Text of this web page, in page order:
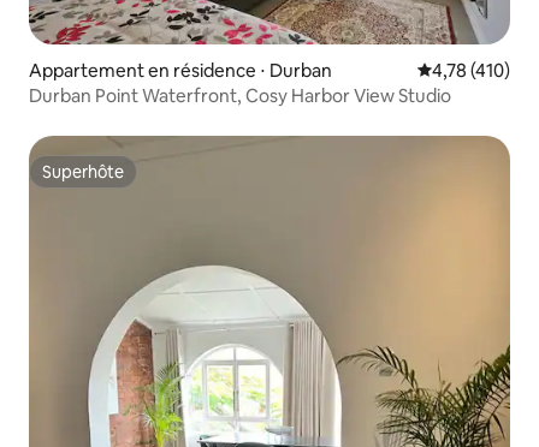
Appartement en résidence ⋅ Durban Évaluation
4,78 (410)
Durban Point Waterfront, Cosy Harbor View Studio
Superhôte
Superhôte